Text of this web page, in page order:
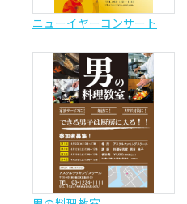
ニューイヤーコンサート